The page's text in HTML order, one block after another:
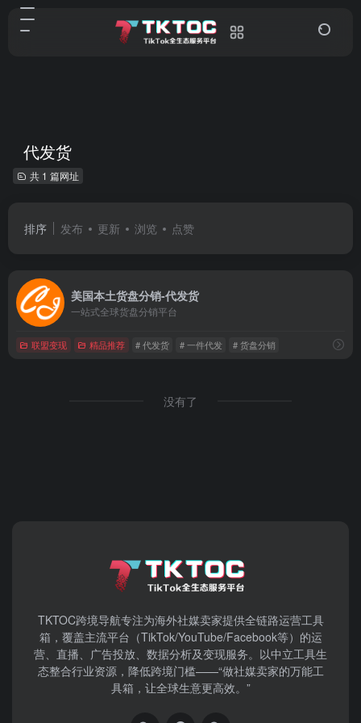
代发货
共 1 篇网址
排序 发布 更新 浏览 点赞
美国本土货盘分销-代发货
一站式全球货盘分销平台
联盟变现 精品推荐 # 代发货 # 一件代发 # 货盘分销
没有了
TKTOC跨境导航​专注为海外社媒卖家提供全链路运营工具
箱，覆盖主流平台（TikTok/YouTube/Facebook等）​的运
营、直播、广告投放、数据分析及变现服务。以中立工具生
态整合行业资源，降低跨境门槛——“做社媒卖家的万能工
具箱，让全球生意更高效。”